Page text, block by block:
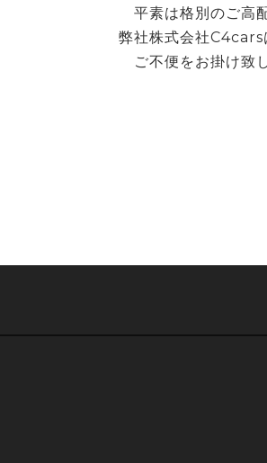
平素は格別のご高
弊社株式会社C4cars
ご不便をお掛け致